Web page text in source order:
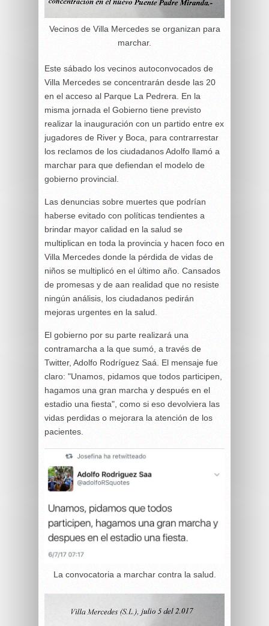
Vecinos de Villa Mercedes se organizan para
marchar.
Este sábado los vecinos autoconvocados de
Villa Mercedes se concentrarán desde las 20
en el acceso al Parque La Pedrera. En la
misma jornada el Gobierno tiene previsto
realizar la inauguración con un partido entre ex
jugadores de River y Boca, para contrarrestar
los reclamos de los ciudadanos Adolfo llamó a
marchar para que defiendan el modelo de
gobierno provincial.
Las denuncias sobre muertes que podrían
haberse evitado con políticas tendientes a
brindar mayor calidad en la salud se
multiplican en toda la provincia y hacen foco en
Villa Mercedes donde la pérdida de vidas de
niños se multiplicó en el último año. Cansados
de promesas y de aan realidad que no resiste
ningún análisis, los ciudadanos pedirán
mejoras urgentes en la salud.
El gobierno por su parte realizará una
contramarcha a la que sumó, a través de
Twitter, Adolfo Rodríguez Saá. El mensaje fue
claro: "Unamos, pidamos que todos participen,
hagamos una gran marcha y después en el
estadio una fiesta", como si eso devolviera las
vidas perdidas o mejorara la atención de los
pacientes.
La convocatoria a marchar contra la salud.